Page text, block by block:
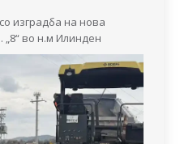
изградба на нова
„8“ во н.м Илинден